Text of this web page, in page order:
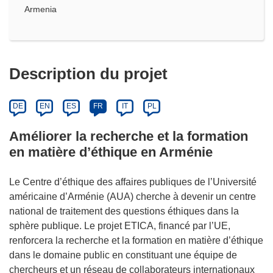
Armenia
Description du projet
DE EN ES FR IT PL
Améliorer la recherche et la formation
en matière d’éthique en Arménie
Le Centre d’éthique des affaires publiques de l’Université
américaine d’Arménie (AUA) cherche à devenir un centre
national de traitement des questions éthiques dans la
sphère publique. Le projet ETICA, financé par l’UE,
renforcera la recherche et la formation en matière d’éthique
dans le domaine public en constituant une équipe de
chercheurs et un réseau de collaborateurs internationaux